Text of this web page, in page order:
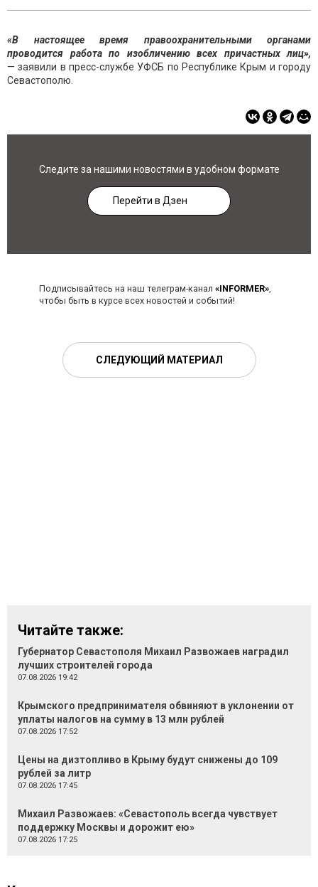
«В настоящее время правоохранительными органами
проводится работа по изобличению всех причастных лиц»,
— заявили в пресс-службе УФСБ по Республике Крым и городу
Севастополю.
Следите за нашими новостями в удобном формате
Перейти в Дзен
Подписывайтесь на наш телеграм-канал «INFORMER»,
чтобы быть в курсе всех новостей и событий!
СЛЕДУЮЩИЙ МАТЕРИАЛ
Читайте также:
Губернатор Севастополя Михаил Развожаев наградил
лучших строителей города
07.08.2026 19:42
Крымского предпринимателя обвиняют в уклонении от
уплаты налогов на сумму в 13 млн рублей
07.08.2026 17:52
Цены на дизтопливо в Крыму будут снижены до 109
рублей за литр
07.08.2026 17:45
Михаил Развожаев: «Севастополь всегда чувствует
поддержку Москвы и дорожит ею»
07.08.2026 17:25